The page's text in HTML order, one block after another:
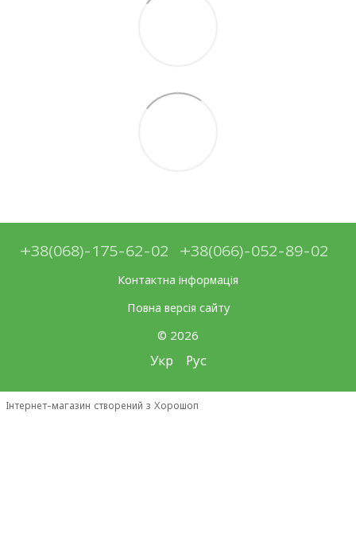
+38(068)-175-62-02 +38(066)-052-89-02
Контактна інформація
Повна версія сайту
© 2026
Укр Рус
Інтернет-магазин створений з Хорошоп